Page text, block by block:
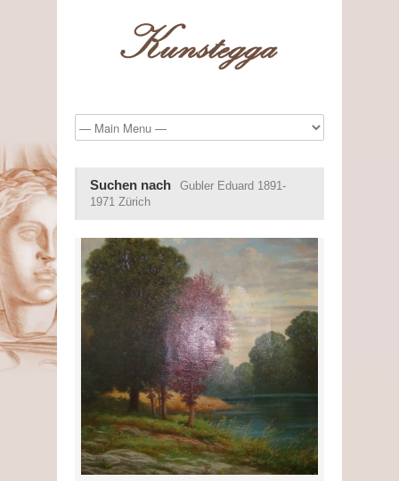
Suchen nach
Gubler Eduard 1891-
1971 Zürich